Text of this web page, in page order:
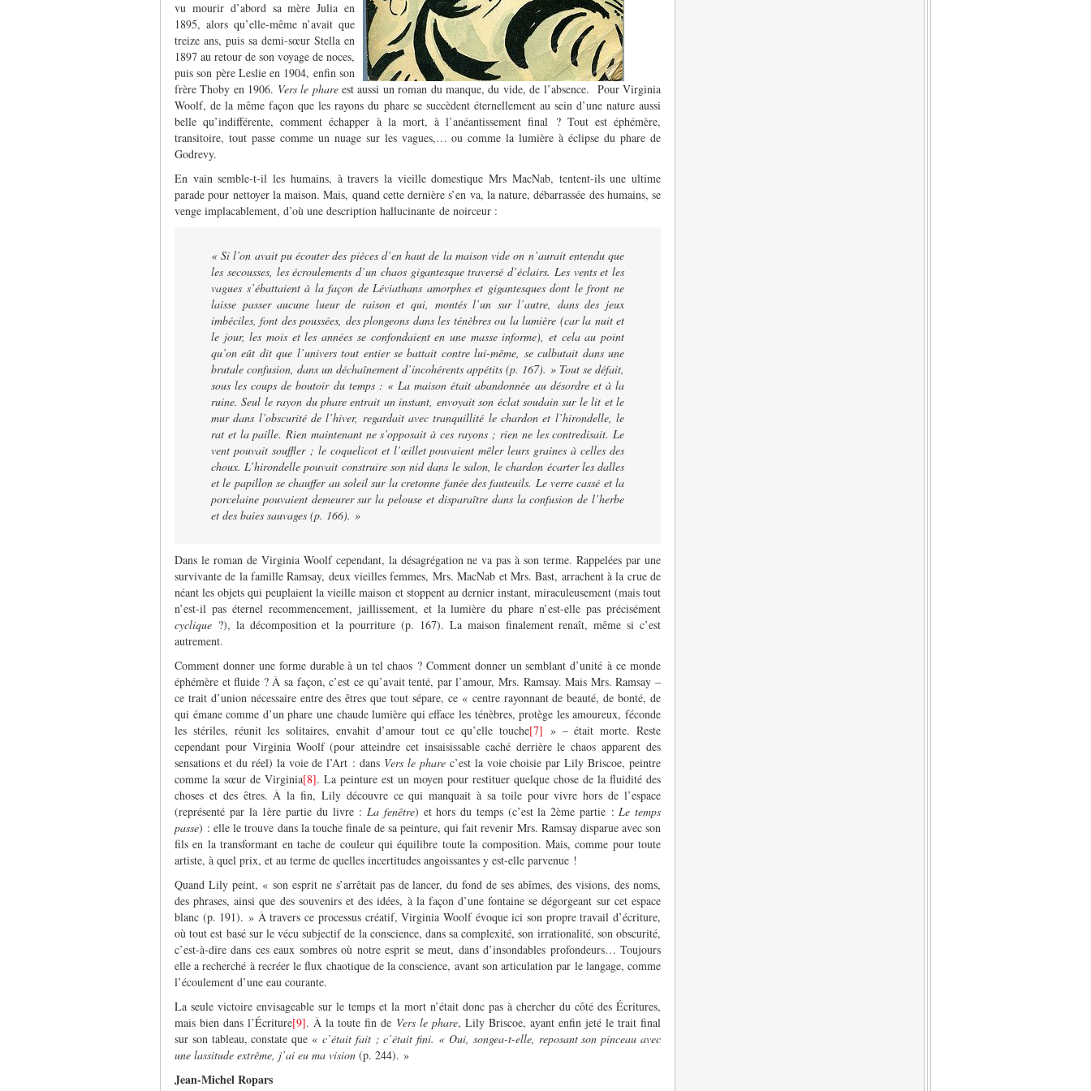
vu mourir d’abord sa mère Julia en
1895, alors qu’elle-même n’avait que
treize ans, puis sa demi-sœur Stella en
1897 au retour de son voyage de noces,
puis son père Leslie en 1904, enfin son
frère Thoby en 1906. Vers le phareest aussi un roman du manque, du vide, de l’absence. Pour Virginia
Woolf, de la même façon que les rayons du phare se succèdent éternellement au sein d’une nature aussi
belle qu’indifférente, comment échapper à la mort, à l’anéantissement final ? Tout est éphémère,
transitoire, tout passe comme un nuage sur les vagues,… ou comme la lumière à éclipse du phare de
Godrevy.
En vain semble-t-il les humains, à travers la vieille domestique Mrs MacNab, tentent-ils une ultime
parade pour nettoyer la maison. Mais, quand cette dernière s’en va, la nature, débarrassée des humains, se
venge implacablement, d’où une description hallucinante de noirceur :
« Si l’on avait pu écouter des pièces d’en haut de la maison vide on n’aurait entendu que
les secousses, les écroulements d’un chaos gigantesque traversé d’éclairs. Les vents et les
vagues s’ébattaient à la façon de Léviathans amorphes et gigantesques dont le front ne
laisse passer aucune lueur de raison et qui, montés l’un sur l’autre, dans des jeux
imbéciles, font des poussées, des plongeons dans les ténèbres ou la lumière (car la nuit et
le jour, les mois et les années se confondaient en une masse informe), et cela au point
qu’on eût dit que l’univers tout entier se battait contre lui-même, se culbutait dans une
brutale confusion, dans un déchaînement d’incohérents appétits (p. 167). » Tout se défait,
sous les coups de boutoir du temps : « La maison était abandonnée au désordre et à la
ruine. Seul le rayon du phare entrait un instant, envoyait son éclat soudain sur le lit et le
mur dans l’obscurité de l’hiver, regardait avec tranquillité le chardon et l’hirondelle, le
rat et la paille. Rien maintenant ne s’opposait à ces rayons ; rien ne les contredisait. Le
vent pouvait souffler ; le coquelicot et l’œillet pouvaient mêler leurs graines à celles des
choux. L’hirondelle pouvait construire son nid dans le salon, le chardon écarter les dalles
et le papillon se chauffer au soleil sur la cretonne fanée des fauteuils. Le verre cassé et la
porcelaine pouvaient demeurer sur la pelouse et disparaître dans la confusion de l’herbe
et des baies sauvages (p. 166). »
Dans le roman de Virginia Woolf cependant, la désagrégation ne va pas à son terme. Rappelées par une
survivante de la famille Ramsay, deux vieilles femmes, Mrs. MacNab et Mrs. Bast, arrachent à la crue de
néant les objets qui peuplaient la vieille maison et stoppent au dernier instant, miraculeusement (mais tout
n’est-il pas éternel recommencement, jaillissement, et la lumière du phare n’est-elle pas précisément
cyclique ?), la décomposition et la pourriture (p. 167). La maison finalement renaît, même si c’est
autrement.
Comment donner une forme durable à un tel chaos ? Comment donner un semblant d’unité à ce monde
éphémère et fluide ? À sa façon, c’est ce qu’avait tenté, par l’amour, Mrs. Ramsay. Mais Mrs. Ramsay –
ce trait d’union nécessaire entre des êtres que tout sépare, ce « centre rayonnant de beauté, de bonté, de
qui émane comme d’un phare une chaude lumière qui efface les ténèbres, protège les amoureux, féconde
les stériles, réunit les solitaires, envahit d’amour tout ce qu’elle touche[7] » – était morte. Reste
cependant pour Virginia Woolf (pour atteindre cet insaisissable caché derrière le chaos apparent des
sensations et du réel) la voie de l’Art : dans Vers le pharec’est la voie choisie par Lily Briscoe, peintre
comme la sœur de Virginia[8]. La peinture est un moyen pour restituer quelque chose de la fluidité des
choses et des êtres. À la fin, Lily découvre ce qui manquait à sa toile pour vivre hors de l’espace
(représenté par la 1ère partie du livre : La fenêtre) et hors du temps (c’est la 2ème partie :Le temps
passe) : elle le trouve dans la touche finale de sa peinture, qui fait revenir Mrs. Ramsay disparue avec son
fils en la transformant en tache de couleur qui équilibre toute la composition. Mais, comme pour toute
artiste, à quel prix, et au terme de quelles incertitudes angoissantes y est-elle parvenue !
Quand Lily peint, « son esprit ne s’arrêtait pas de lancer, du fond de ses abîmes, des visions, des noms,
des phrases, ainsi que des souvenirs et des idées, à la façon d’une fontaine se dégorgeant sur cet espace
blanc (p. 191). » À travers ce processus créatif, Virginia Woolf évoque ici son propre travail d’écriture,
où tout est basé sur le vécu subjectif de la conscience, dans sa complexité, son irrationalité, son obscurité,
c’est-à-dire dans ces eaux sombres où notre esprit se meut, dans d’insondables profondeurs… Toujours
elle a recherché à recréer le flux chaotique de la conscience, avant son articulation par le langage, comme
l’écoulement d’une eau courante.
La seule victoire envisageable sur le temps et la mort n’était donc pas à chercher du côté des Écritures,
mais bien dans l’Écriture[9]. À la toute fin de Vers le phare, Lily Briscoe, ayant enfin jeté le trait final
sur son tableau, constate que « c’était fait ; c’était fini. « Oui, songea-t-elle, reposant son pinceau avec
une lassitude extrême, j’ai eu ma vision (p. 244). »
Jean-Michel Ropars